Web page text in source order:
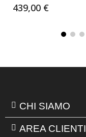
439,00 €
CHI SIAMO
AREA CLIENTI